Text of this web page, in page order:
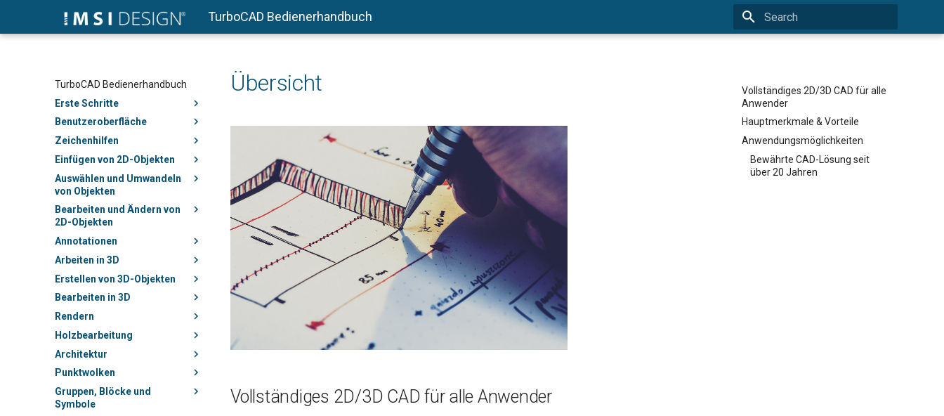
TurboCAD Bedienerhandbuch
TurboCAD Bedienerhandbuch
Erste Schritte
Benutzeroberfläche
Zeichenhilfen
Einfügen von 2D-Objekten
Auswählen und Umwandeln
von Objekten
Bearbeiten und Ändern von
2D-Objekten
Annotationen
Arbeiten in 3D
Erstellen von 3D-Objekten
Bearbeiten in 3D
Rendern
Holzbearbeitung
Architektur
Punktwolken
Gruppen, Blöcke und
Symbole
Vollständiges 2D/3D CAD für alle
Anwender
Hauptmerkmale & Vorteile
Anwendungsmöglichkeiten
Bewährte CAD-Lösung seit
über 20 Jahren
Übersicht
Vollständiges 2D/3D CAD für alle Anwender